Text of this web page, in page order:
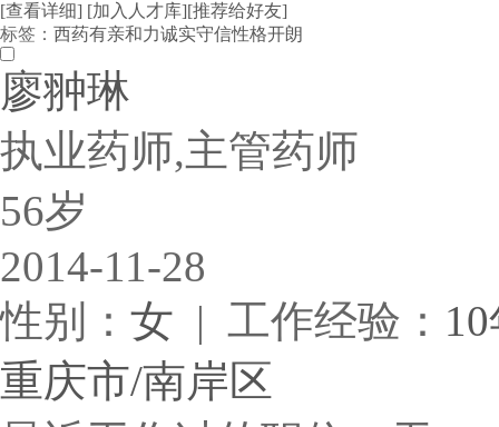
[查看详细] [加入人才库][推荐给好友]
标签： 西药有亲和力诚实守信性格开朗
廖翀琳
执业药师,主管药师
56岁
2014-11-28
性别： 女 | 工作经验：
重庆市/南岸区